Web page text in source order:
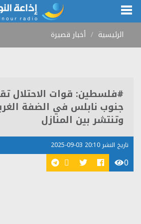
الرئيسية أخبار قصيرة
#فلسطين: قوات الاحتلال
جنوب نابلس في الضفة
وتنتشر بين المنازل
تاريخ النشر 20:10 03-09-2025
0